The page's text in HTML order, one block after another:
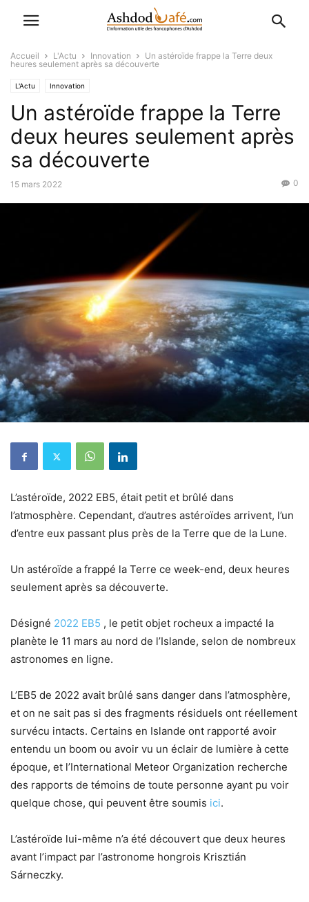
Accueil L'Actu Innovation
Un astéroïde frappe la Terre deux
heures seulement après sa découverte
L'Actu Innovation
Un astéroïde frappe la Terre
deux heures seulement après
sa découverte
15 mars 2022 0
L’astéroïde, 2022 EB5, était petit et brûlé dans
l’atmosphère. Cependant, d’autres astéroïdes arrivent, l’un
d’entre eux passant plus près de la Terre que de la Lune.
Un astéroïde a frappé la Terre ce week-end, deux heures
seulement après sa découverte.
Désigné 2022 EB5 , le petit objet rocheux a impacté la
planète le 11 mars au nord de l’Islande, selon de nombreux
astronomes en ligne.
L’EB5 de 2022 avait brûlé sans danger dans l’atmosphère,
et on ne sait pas si des fragments résiduels ont réellement
survécu intacts. Certains en Islande ont rapporté avoir
entendu un boom ou avoir vu un éclair de lumière à cette
époque, et l’International Meteor Organization recherche
des rapports de témoins de toute personne ayant pu voir
quelque chose, qui peuvent être soumis ici.
L’astéroïde lui-même n’a été découvert que deux heures
avant l’impact par l’astronome hongrois Krisztián
Sárneczky.